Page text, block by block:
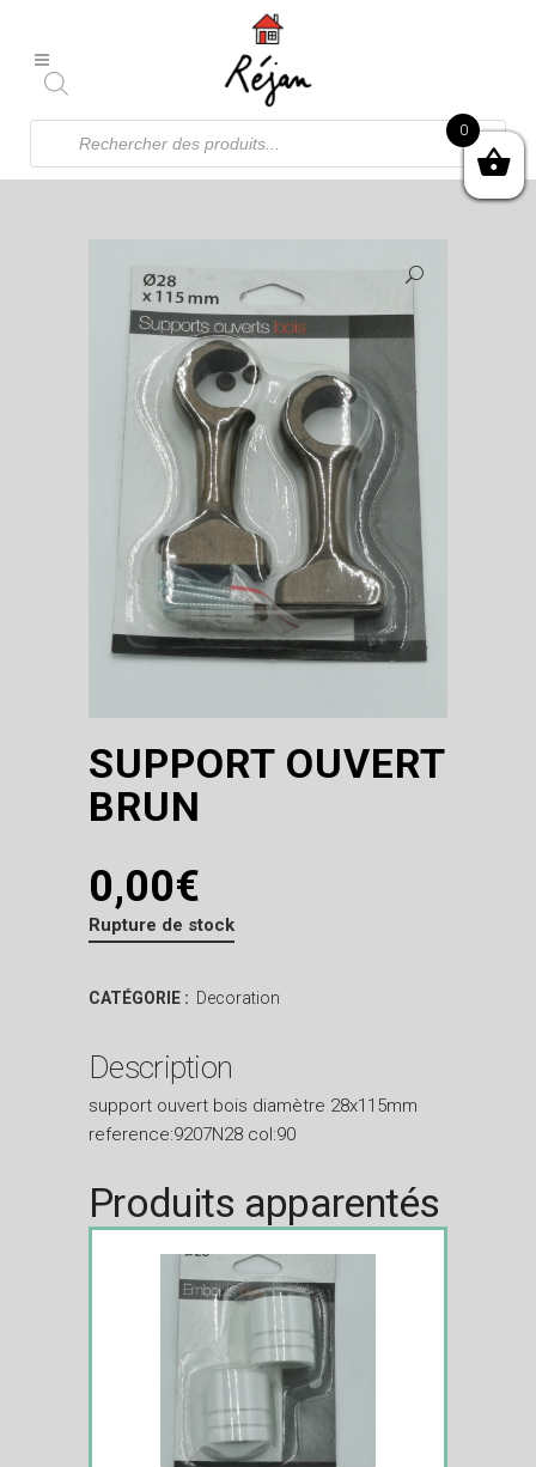
Recherche
produits
SUPPORT OUVERT
BRUN
0,00€
Rupture de stock
CATÉGORIE : Decoration
Description
support ouvert bois diamètre 28x115mm
reference:9207N28 col:90
Produits apparentés
0